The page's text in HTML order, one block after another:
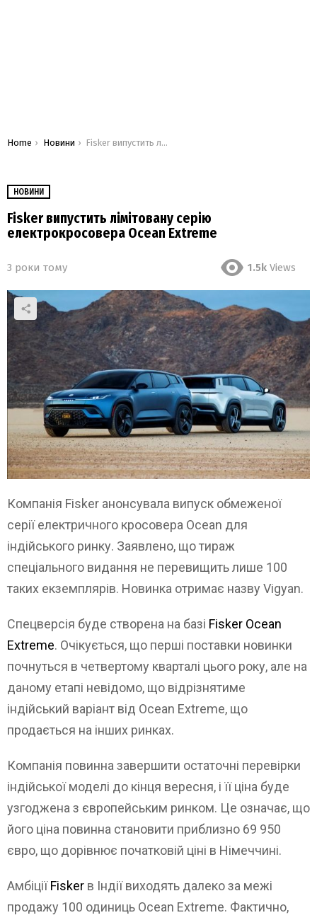
You are here:
Home Новини Fisker випустить лімітовану серію електрокросовера Ocean Extreme
НОВИНИ
Fisker випустить лімітовану серію
електрокросовера Ocean Extreme
3 роки тому 1.5k Views
Компанія Fisker анонсувала випуск обмеженої
серії електричного кросовера Ocean для
індійського ринку. Заявлено, що тираж
спеціального видання не перевищить лише 100
таких екземплярів. Новинка отримає назву Vigyan.
Спецверсія буде створена на базі Fisker Ocean
Extreme. Очікується, що перші поставки новинки
почнуться в четвертому кварталі цього року, але на
даному етапі невідомо, що відрізнятиме
індійський варіант від Ocean Extreme, що
продається на інших ринках.
Компанія повинна завершити остаточні перевірки
індійської моделі до кінця вересня, і її ціна буде
узгоджена з європейським ринком. Це означає, що
його ціна повинна становити приблизно 69 950
євро, що дорівнює початковій ціні в Німеччині.
АмбіціїFisker в Індії виходять далеко за межі
продажу 100 одиниць Ocean Extreme. Фактично,